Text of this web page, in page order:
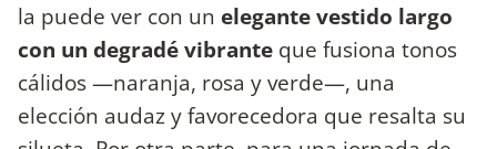
la puede ver con un elegante vestido largo
con un degradé vibrante que fusiona tonos
cálidos —naranja, rosa y verde—, una
elección audaz y favorecedora que resalta su